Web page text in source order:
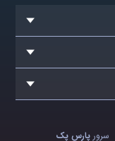
سرور پارس پک